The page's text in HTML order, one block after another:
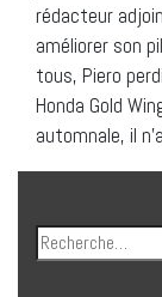
rédacteur
améliorer son
tous, Piero
Honda Gold
automnale, il